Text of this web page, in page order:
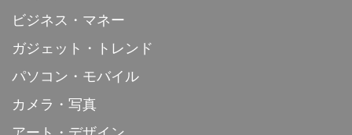
ビジネス・マネー
ガジェット・トレンド
パソコン・モバイル
カメラ・写真